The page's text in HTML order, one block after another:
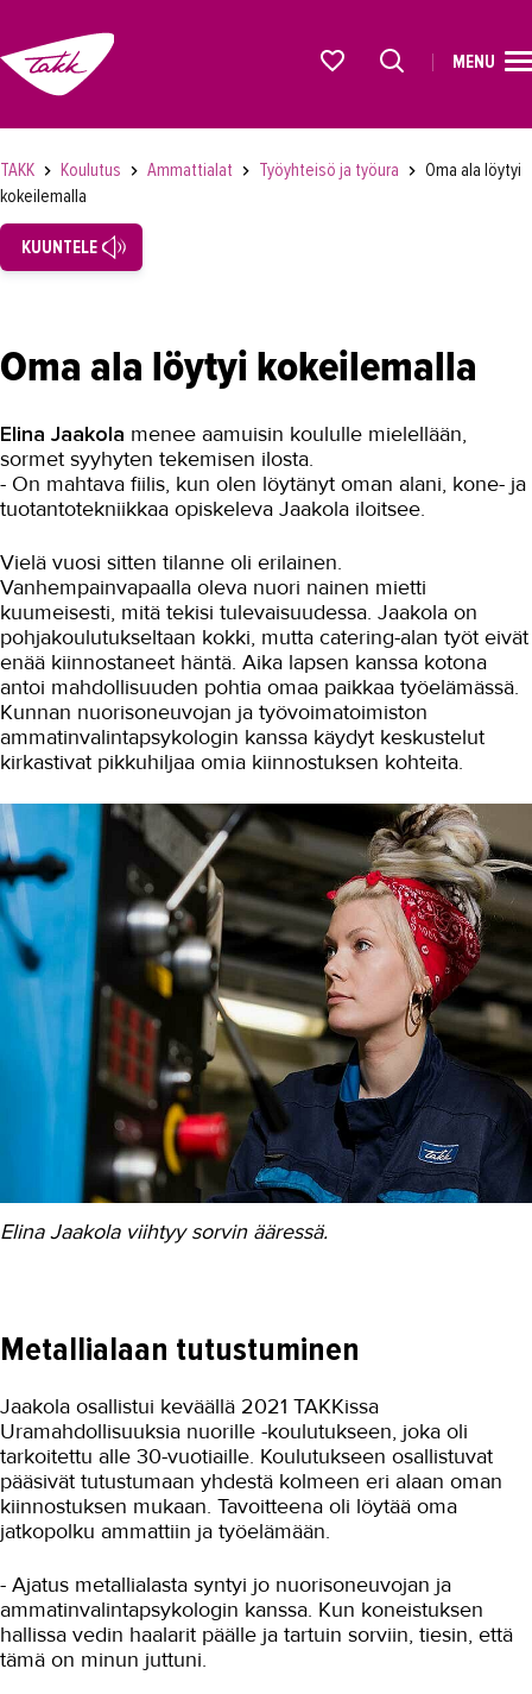
Lyhytkurssit, testit ja kortit
Maahanmuuttaneiden koulutukset
Ammattialat
Asiakaspalvelu
Asioimis- ja oikeustulkkaus
Autoala
Hydrauliikka
Johtaminen ja esihenkilötyö
Kasvatus- ja ohjausala
Kauneudenhoito
Kiinteistöpalvelut
Kone- ja tuotantotekniikka
Kotoutuminen
Kuljetus ja logistiikka
Kumitekniikka
Liiketalous ja kaupan ala
Maarakennus
Matkailu- ja ravitsemisala
Media-ala ja viestintätekniikka
Palvelumuotoilu ja tuotekehitys
Rakentaminen
Sosiaali- ja terveysala
Sähköala
Talotekniikka ja kylmäala
Työyhteisö ja työura
Työhön opastamista kahdella
kielellä
MENU
TAKK Koulutus Ammattialat Työyhteisö ja työura
Oma ala löytyi
kokeilemalla
KUUNTELE
Oma ala löytyi kokeilemalla
Elina Jaakola menee aamuisin koululle mielellään,
sormet syyhyten tekemisen ilosta.
- On mahtava fiilis, kun olen löytänyt oman alani, kone- ja
tuotantotekniikkaa opiskeleva Jaakola iloitsee.
Vielä vuosi sitten tilanne oli erilainen.
Vanhempainvapaalla oleva nuori nainen mietti
kuumeisesti, mitä tekisi tulevaisuudessa. Jaakola on
pohjakoulutukseltaan kokki, mutta catering-alan työt eivät
enää kiinnostaneet häntä. Aika lapsen kanssa kotona
antoi mahdollisuuden pohtia omaa paikkaa työelämässä.
Kunnan nuorisoneuvojan ja työvoimatoimiston
ammatinvalintapsykologin kanssa käydyt keskustelut
kirkastivat pikkuhiljaa omia kiinnostuksen kohteita.
Elina Jaakola viihtyy sorvin ääressä.
Metallialaan tutustuminen
Jaakola osallistui keväällä 2021 TAKKissa
Uramahdollisuuksia nuorille -koulutukseen, joka oli
tarkoitettu alle 30-vuotiaille. Koulutukseen osallistuvat
pääsivät tutustumaan yhdestä kolmeen eri alaan oman
kiinnostuksen mukaan. Tavoitteena oli löytää oma
jatkopolku ammattiin ja työelämään.
- Ajatus metallialasta syntyi jo nuorisoneuvojan ja
ammatinvalintapsykologin kanssa. Kun koneistuksen
hallissa vedin haalarit päälle ja tartuin sorviin, tiesin, että
tämä on minun juttuni.